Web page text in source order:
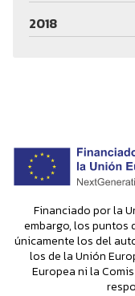
2018
Financiado por la
embargo, los puntos
únicamente los del
los de la Unión
Europea ni la